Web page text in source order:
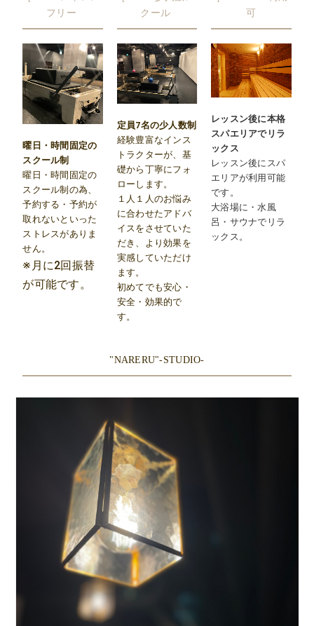
フリー
曜日・時間固定の
スクール制
曜日・時間固定の
スクール制の為、
予約する・予約が
取れないといった
ストレスがありま
せん。
※月に2回振替
が可能です。
クール
定員7名の少人数制
経験豊富なインス
トラクターが、基
礎から丁寧にフォ
ローします。
１人１人のお悩み
に合わせたアドバ
イスをさせていた
だき、より効果を
実感していただけ
ます。
初めてでも安心・
安全・効果的で
す。
可
レッスン後に本格
スパエリアでリラ
ックス
レッスン後にスパ
エリアが利用可能
です。
大浴場に・水風
呂・サウナでリラ
ックス。
"NARERU"-STUDIO-